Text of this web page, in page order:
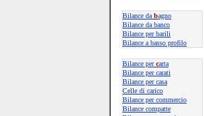
Bilance da bagno
Bilance da banco
Bilance per barili
Bilance a basso profilo
Bilance per carta
Bilance per carati
Bilance per casa
Celle di carico
Bilance per commercio
Bilance compatte